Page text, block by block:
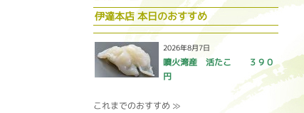
伊達本店 本日のおすすめ
2026年8月7日
噴火湾産 活たこ ３９０
円
これまでのおすすめ ≫